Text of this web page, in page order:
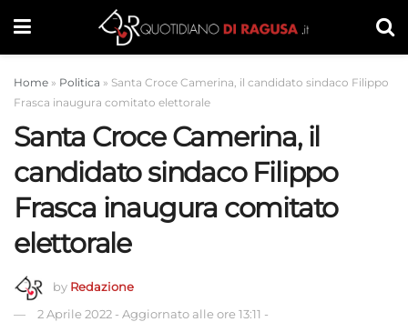
Home » Politica » Santa Croce Camerina, il candidato sindaco Filippo
Frasca inaugura comitato elettorale
Santa Croce Camerina, il
candidato sindaco Filippo
Frasca inaugura comitato
elettorale
by Redazione
2 Aprile 2022 - Aggiornato alle ore 13:11 -